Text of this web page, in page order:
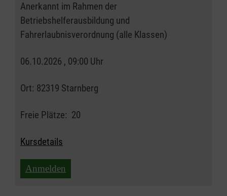
Anerkannt im Rahmen der
Betriebshelferausbildung und
Fahrerlaubnisverordnung (alle Klassen)
06.10.2026 , 09:00 Uhr
Ort: 82319 Starnberg
Freie Plätze: 20
Kursdetails
Anmelden